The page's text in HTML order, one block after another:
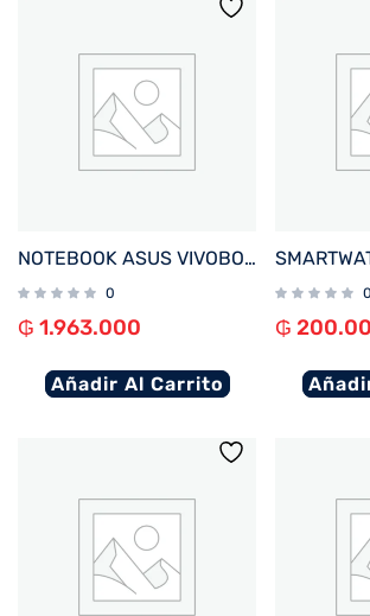
NOTEBOOK ASUS VIVOBOOK GO E510KA-EJ562W CEL 1.1%2F4%2F128EMMC%2FW11H%2F15.6%22FHD%2FNEGRO
0
₲ 1.963.000
Añadir Al Carrito
0
₲